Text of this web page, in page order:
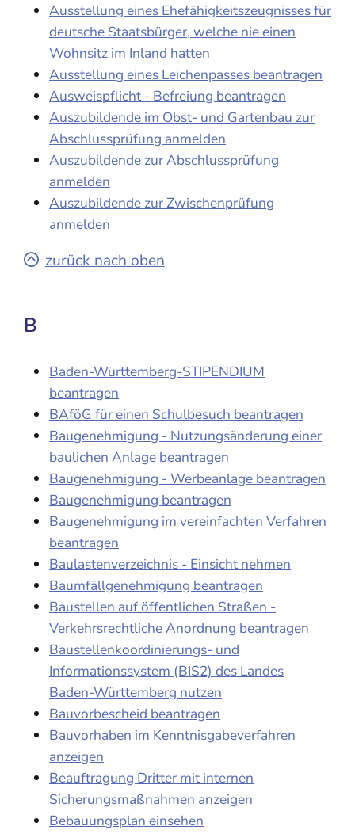
Ausstellung eines Ehefähigkeitszeugnisses für
deutsche Staatsbürger, welche nie einen
Wohnsitz im Inland hatten
Ausstellung eines Leichenpasses beantragen
Ausweispflicht - Befreiung beantragen
Auszubildende im Obst- und Gartenbau zur
Abschlussprüfung anmelden
Auszubildende zur Abschlussprüfung
anmelden
Auszubildende zur Zwischenprüfung
anmelden
zurück nach oben
B
Baden-Württemberg-STIPENDIUM
beantragen
BAföG für einen Schulbesuch beantragen
Baugenehmigung - Nutzungsänderung einer
baulichen Anlage beantragen
Baugenehmigung - Werbeanlage beantragen
Baugenehmigung beantragen
Baugenehmigung im vereinfachten Verfahren
beantragen
Baulastenverzeichnis - Einsicht nehmen
Baumfällgenehmigung beantragen
Baustellen auf öffentlichen Straßen -
Verkehrsrechtliche Anordnung beantragen
Baustellenkoordinierungs- und
Informationssystem (BIS2) des Landes
Baden-Württemberg nutzen
Bauvorbescheid beantragen
Bauvorhaben im Kenntnisgabeverfahren
anzeigen
Beauftragung Dritter mit internen
Sicherungsmaßnahmen anzeigen
Bebauungsplan einsehen